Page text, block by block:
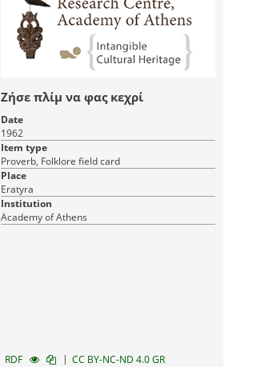
Ζήσε πλίμ να φας κεχρί
Date
1962
Item type
Proverb, Folklore field card
Place
Eratyra
Institution
Academy of Athens
RDF | CC BY-NC-ND 4.0 GR